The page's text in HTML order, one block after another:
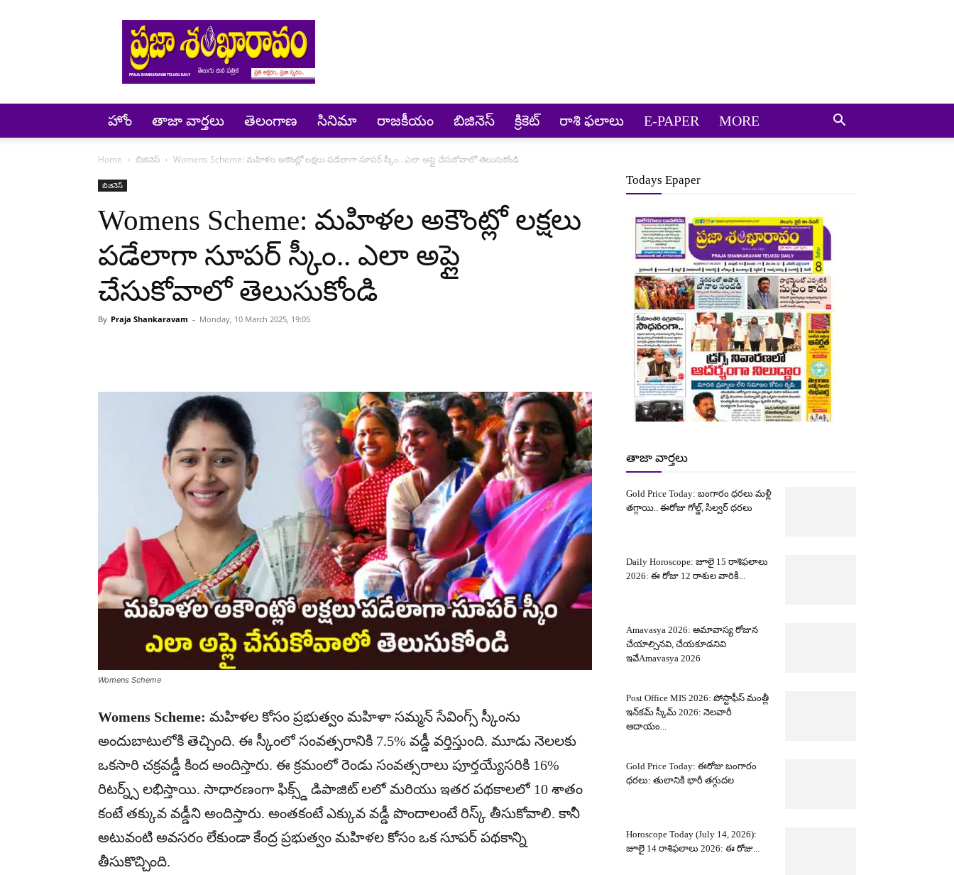
Prajashankaravam
హోం తాజా వార్తలు తెలంగాణ సినిమా రాజకీయం బిజినెస్ క్రికెట్‌ రాశి ఫలాలు E-PAPER MORE
Home బిజినెస్ Womens Scheme: మహిళల అకౌంట్లో లక్షలు పడేలాగా సూపర్ స్కీం.. ఎలా అప్లై చేసుకోవాలో తెలుసుకోండి
బిజినెస్
Womens Scheme: మహిళల అకౌంట్లో లక్షలు
పడేలాగా సూపర్ స్కీం.. ఎలా అప్లై
చేసుకోవాలో తెలుసుకోండి
By Praja Shankaravam - Monday, 10 March 2025, 19:05
Womens Scheme
Womens Scheme: మహిళల కోసం ప్రభుత్వం మహిళా సమ్మన్ సేవింగ్స్ స్కీంను
అందుబాటులోకి తెచ్చింది. ఈ స్కీంలో సంవత్సరానికి 7.5% వడ్డీ వర్తిస్తుంది. మూడు నెలలకు
ఒకసారి చక్రవడ్డీ కింద అందిస్తారు. ఈ క్రమంలో రెండు సంవత్సరాలు పూర్తయ్యేసరికి 16%
రిటర్న్స్ లభిస్తాయి. సాధారణంగా ఫిక్స్డ్ డిపాజిట్ లలో మరియు ఇతర పథకాలలో 10 శాతం
కంటే తక్కువ వడ్డీని అందిస్తారు. అంతకంటే ఎక్కువ వడ్డీ పొందాలంటే రిస్క్ తీసుకోవాలి. కానీ
అటువంటి అవసరం లేకుండా కేంద్ర ప్రభుత్వం మహిళల కోసం ఒక సూపర్ పథకాన్ని
తీసుకొచ్చింది.
Todays Epaper
తాజా వార్తలు
Gold Price Today: బంగారం ధరలు మళ్లీ
తగ్గాయి.. ఈరోజు గోల్డ్, సిల్వర్ ధరలు
Daily Horoscope: జూలై 15 రాశిఫలాలు
2026: ఈ రోజు 12 రాశుల వారికి...
Amavasya 2026: అమావాస్య రోజున
చేయాల్సినవి, చేయకూడనివి
ఇవేAmavasya 2026
Post Office MIS 2026: పోస్టాఫీస్ మంత్లీ
ఇన్‌కమ్ స్కీమ్ 2026: నెలవారీ
ఆదాయం...
Gold Price Today: ఈరోజు బంగారం
ధరలు: తులానికి భారీ తగ్గుదల
Horoscope Today (July 14, 2026):
జూలై 14 రాశిఫలాలు 2026: ఈ రోజు...